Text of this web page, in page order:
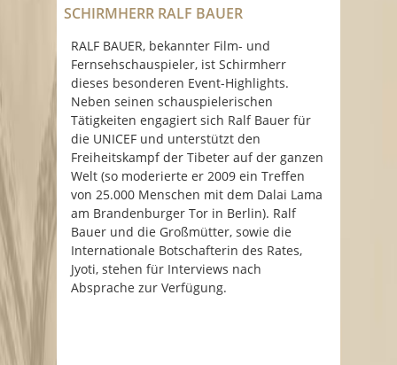
SCHIRMHERR RALF BAUER
RALF BAUER, bekannter Film- und
Fernsehschauspieler, ist Schirmherr
dieses besonderen Event-Highlights.
Neben seinen schauspielerischen
Tätigkeiten engagiert sich Ralf Bauer für
die UNICEF und unterstützt den
Freiheitskampf der Tibeter auf der ganzen
Welt (so moderierte er 2009 ein Treffen
von 25.000 Menschen mit dem Dalai Lama
am Brandenburger Tor in Berlin). Ralf
Bauer und die Großmütter, sowie die
Internationale Botschafterin des Rates,
Jyoti, stehen für Interviews nach
Absprache zur Verfügung.